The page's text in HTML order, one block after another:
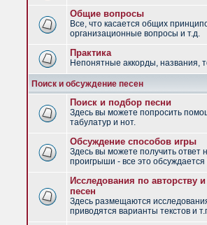
Общие вопросы
Все, что касается общих
организационные вопросы и т.д.
Практика
Непонятные аккорды, названия,
Поиск и обсуждение песен
Поиск и подбор песни
Здесь вы можете попросить
табулатур и нот.
Обсуждение способов игры
Здесь вы можете получить ответ
проигрыши - все это
Исследования по авторству
песен
Здесь размещаются
приводятся варианты текстов и